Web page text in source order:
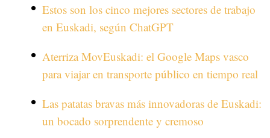
Estos son los cinco mejores sectores de trabajo
en Euskadi, según ChatGPT
Aterriza MovEuskadi: el Google Maps vasco
para viajar en transporte público en tiempo real
Las patatas bravas más innovadoras de Euskadi:
un bocado sorprendente y cremoso